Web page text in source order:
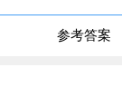
参考答案